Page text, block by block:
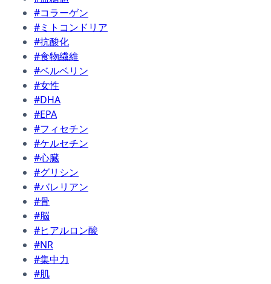
#コラーゲン
#ミトコンドリア
#抗酸化
#食物繊維
#ベルベリン
#女性
#DHA
#EPA
#フィセチン
#ケルセチン
#心臓
#グリシン
#バレリアン
#骨
#脳
#ヒアルロン酸
#NR
#集中力
#肌